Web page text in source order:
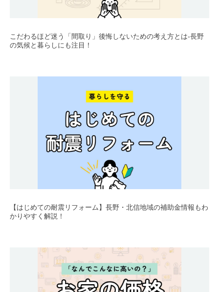
こだわるほど迷う「間取り」後悔しないための考え方とは-長野
の気候と暮らしにも注目！
【はじめての耐震リフォーム】長野・北信地域の補助金情報もわ
かりやすく解説！